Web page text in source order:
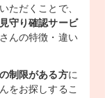
ただくことで、
守り確認サービ
んの特徴・違い
制限がある方に
をお探しするこ